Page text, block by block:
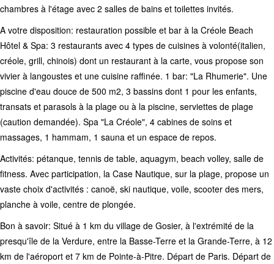
chambres à l'étage avec 2 salles de bains et toilettes invités.
A votre disposition: restauration possible et bar à la Créole Beach
Hôtel & Spa: 3 restaurants avec 4 types de cuisines à volonté(italien,
créole, grill, chinois) dont un restaurant à la carte, vous propose son
vivier à langoustes et une cuisine raffinée. 1 bar: "La Rhumerie". Une
piscine d'eau douce de 500 m2, 3 bassins dont 1 pour les enfants,
transats et parasols à la plage ou à la piscine, serviettes de plage
(caution demandée). Spa "La Créole", 4 cabines de soins et
massages, 1 hammam, 1 sauna et un espace de repos.
Activités: pétanque, tennis de table, aquagym, beach volley, salle de
fitness. Avec participation, la Case Nautique, sur la plage, propose un
vaste choix d'activités : canoë, ski nautique, voile, scooter des mers,
planche à voile, centre de plongée.
Bon à savoir: Situé à 1 km du village de Gosier, à l'extrémité de la
presqu'île de la Verdure, entre la Basse-Terre et la Grande-Terre, à 12
km de l'aéroport et 7 km de Pointe-à-Pitre. Départ de Paris. Départ de